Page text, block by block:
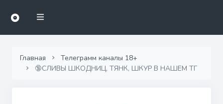
Главная
Телеграмм каналы 18+
🔞СЛИВЫ ШКОДНИЦ, ТЯНК, ШКУР В НАШЕМ ТГ